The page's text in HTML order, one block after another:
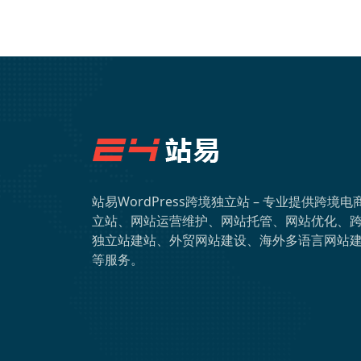
站易WordPress跨境独立站 – 专业提供跨境电
立站、网站运营维护、网站托管、网站优化、
独立站建站、外贸网站建设、海外多语言网站
等服务。